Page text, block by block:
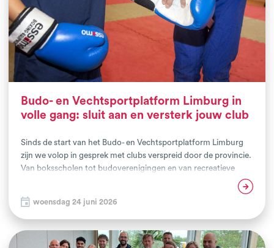
Budo- en Vechtsportplatform Limburg in
volle gang: sluit aan en versterk jouw club
Sinds de start van het Budo- en Vechtsportplatform Limburg
zijn we volop in gesprek met clubs verspreid door de provincie.
Van boksscholen tot budoverenigingen en van recreatieve
woensdag 24 juni 2026